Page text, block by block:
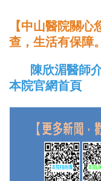
【中山醫院關
查，生活有保障
陳欣湄醫師
本院官網首頁